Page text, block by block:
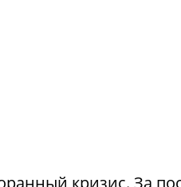
кризис. За